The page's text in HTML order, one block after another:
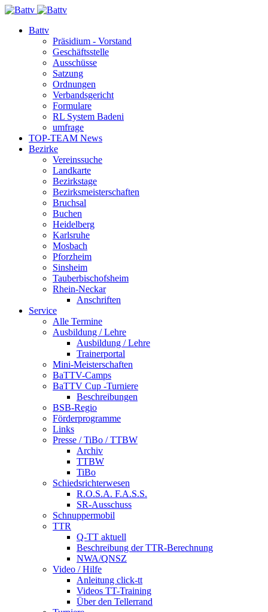
Battv
Präsidium - Vorstand
Geschäftsstelle
Ausschüsse
Satzung
Ordnungen
Verbandsgericht
Formulare
RL System Badeni
umfrage
TOP-TEAM News
Bezirke
Vereinssuche
Landkarte
Bezirkstage
Bezirksmeisterschaften
Bruchsal
Buchen
Heidelberg
Karlsruhe
Mosbach
Pforzheim
Sinsheim
Tauberbischofsheim
Rhein-Neckar
Anschriften
Service
Alle Termine
Ausbildung / Lehre
Ausbildung / Lehre
Trainerportal
Mini-Meisterschaften
BaTTV-Camps
BaTTV Cup -Turniere
Beschreibungen
BSB-Regio
Förderprogramme
Links
Presse / TiBo / TTBW
Archiv
TTBW
TiBo
Schiedsrichterwesen
R.O.S.A. F.A.S.S.
SR-Ausschuss
Schnuppermobil
TTR
Q-TT aktuell
Beschreibung der TTR-Berechnung
NWA/QNSZ
Video / Hilfe
Anleitung click-tt
Videos TT-Training
Über den Tellerrand